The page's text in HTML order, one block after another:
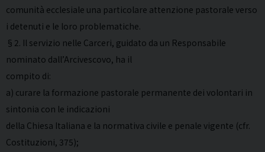
comunità ecclesiale una particolare attenzione pastorale verso
i detenuti e le loro problematiche.
§2. Il servizio nelle Carceri, guidato da un Responsabile
nominato dall’Arcivescovo, ha il
compito di:
a) curare la formazione pastorale permanente dei volontari in
sintonia con le indicazioni
della Chiesa Italiana e la normativa civile e penale vigente (cfr.
Costituzioni, 375);